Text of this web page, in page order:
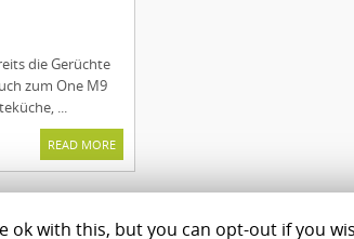
die Gerüchte
zum One M9
...
READ MORE
Copyright © 2010-
ok with this, but you can opt-out if you